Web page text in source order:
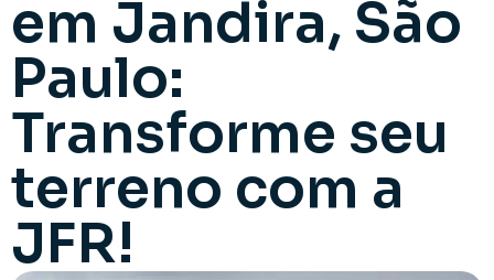
em Jandira, São
Paulo:
Transforme seu
terreno com a
JFR!